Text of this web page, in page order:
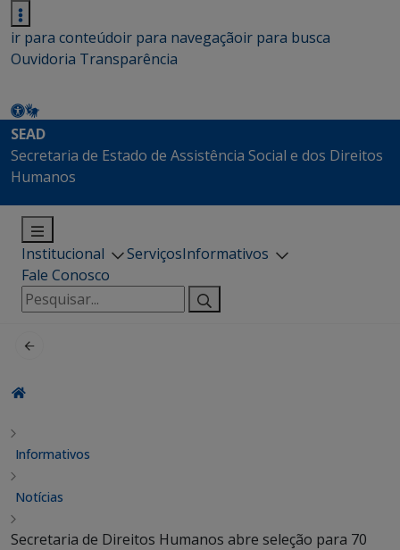
ir para conteúdoir para navegaçãoir para busca
Ouvidoria Transparência
SEAD
Secretaria de Estado de Assistência Social e dos Direitos
Humanos
Institucional ServiçosInformativos
Fale Conosco
Pesquisar
por:
Informativos
Notícias
Secretaria de Direitos Humanos abre seleção para 70